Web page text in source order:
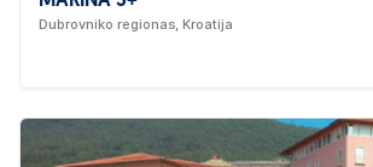
Dubrovniko regionas, Kroatija